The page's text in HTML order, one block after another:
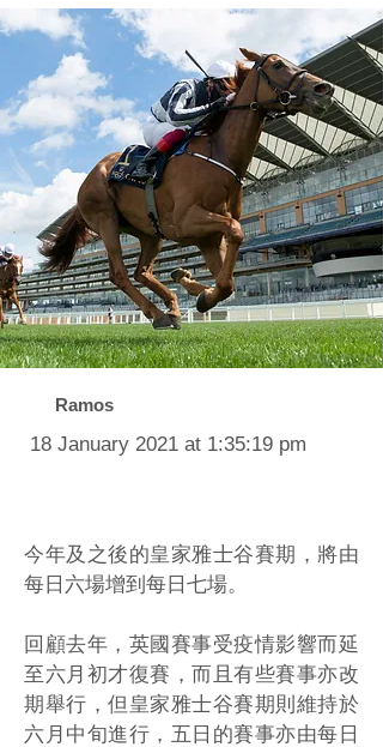
Ramos
18 January 2021 at 1:35:19 pm
今年及之後的皇家雅士谷賽期，將由
每日六場增到每日七場。
回顧去年，英國賽事受疫情影響而延
至六月初才復賽，而且有些賽事亦改
期舉行，但皇家雅士谷賽期則維持於
六月中旬進行，五日的賽事亦由每日